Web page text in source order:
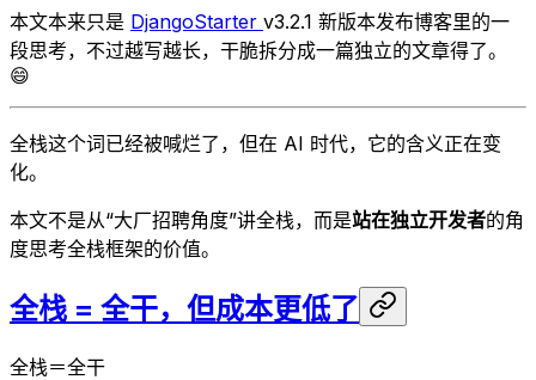
本文本来只是 DjangoStarter v3.2.1 新版本发布博客里的一
段思考，不过越写越长，干脆拆分成一篇独立的文章得了。
😄
全栈这个词已经被喊烂了，但在 AI 时代，它的含义正在变
化。
本文不是从“大厂招聘角度”讲全栈，而是站在独立开发者的角
度思考全栈框架的价值。
全栈 = 全干，但成本更低了
全栈＝全干